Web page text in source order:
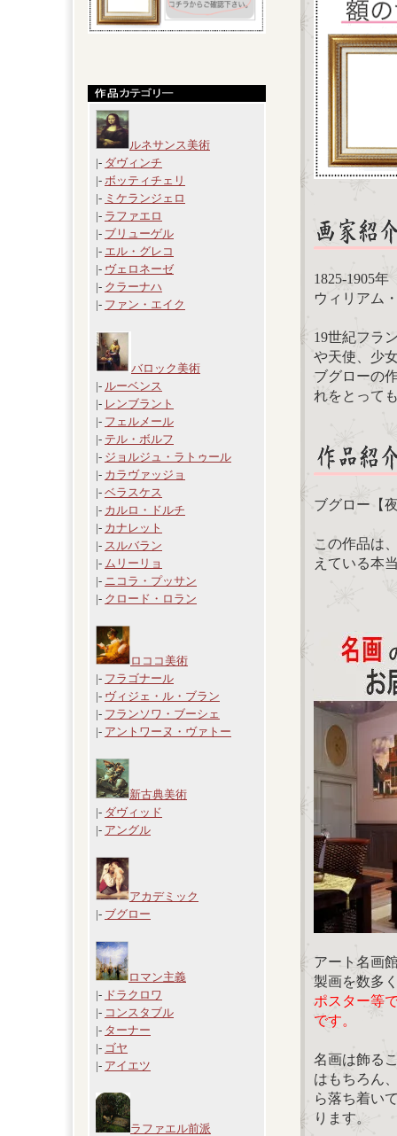
ルネサンス美術
|- ダヴィンチ
|- ボッティチェリ
|- ミケランジェロ
|- ラファエロ
|- ブリューゲル
|- エル・グレコ
|- ヴェロネーゼ
|- クラーナハ
|- ファン・エイク
バロック美術
|- ルーベンス
|- レンブラント
|- フェルメール
|- テル・ボルフ
|- ジョルジュ・ラトゥール
|- カラヴァッジョ
|- ベラスケス
|- カルロ・ドルチ
|- カナレット
|- スルバラン
|- ムリーリョ
|- ニコラ・プッサン
|- クロード・ロラン
ロココ美術
|- フラゴナール
|- ヴィジェ・ル・ブラン
|- フランソワ・ブーシェ
|- アントワーヌ・ヴァトー
新古典美術
|- ダヴィッド
|- アングル
アカデミック
|- ブグロー
ロマン主義
|- ドラクロワ
|- コンスタブル
|- ターナー
|- ゴヤ
|- アイエツ
ラファエル前派
1825-1905
ウィリアム
19世紀フラ
や天使、少
ブグローの
れをとって
ブグロー【
この作品は
えている本
アート名画
製画を数多
ポスター等
です。
名画は飾る
はもちろん
ら落ち着い
ります。